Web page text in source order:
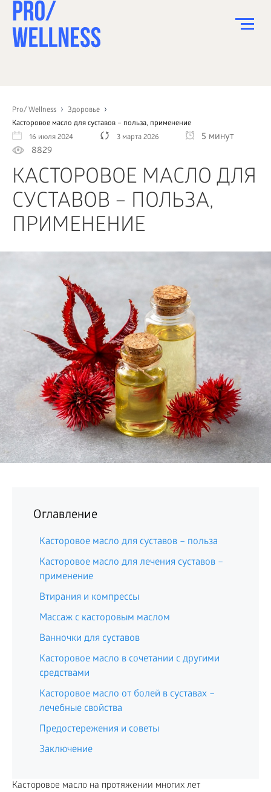
Pro/ Wellness
Здоровье
Касторовое масло для суставов – польза, применение
16 июля 2024
3 марта 2026
5 минут
8829
КАСТОРОВОЕ МАСЛО ДЛЯ
СУСТАВОВ – ПОЛЬЗА,
ПРИМЕНЕНИЕ
Оглавление
Касторовое масло для суставов – польза
Касторовое масло для лечения суставов –
применение
Втирания и компрессы
Массаж с касторовым маслом
Ванночки для суставов
Касторовое масло в сочетании с другими
средствами
Касторовое масло от болей в суставах –
лечебные свойства
Предостережения и советы
Заключение
Касторовое масло на протяжении многих лет
СПОРТ
ЗДОРОВЬЕ
КРАСОТА
ПСИХОЛОГИЯ
ДЕТИ
ДОМ
КАК?